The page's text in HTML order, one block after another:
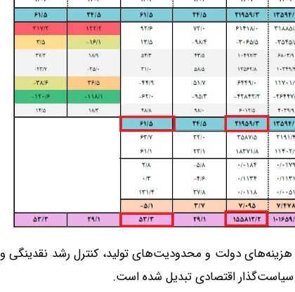
دولت و محدودیت‌های تولید، کنترل رشد نقدینگی و
سیاست‌گذار اقتصادی تبدیل شده است.